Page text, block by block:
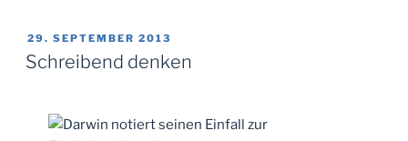
VERÖFFENTLICHT
AM
29. SEPTEMBER 2013
Schreibend denken